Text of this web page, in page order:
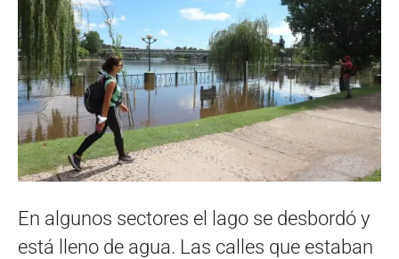
En algunos sectores el lago se desbordó y
está lleno de agua. Las calles que estaban